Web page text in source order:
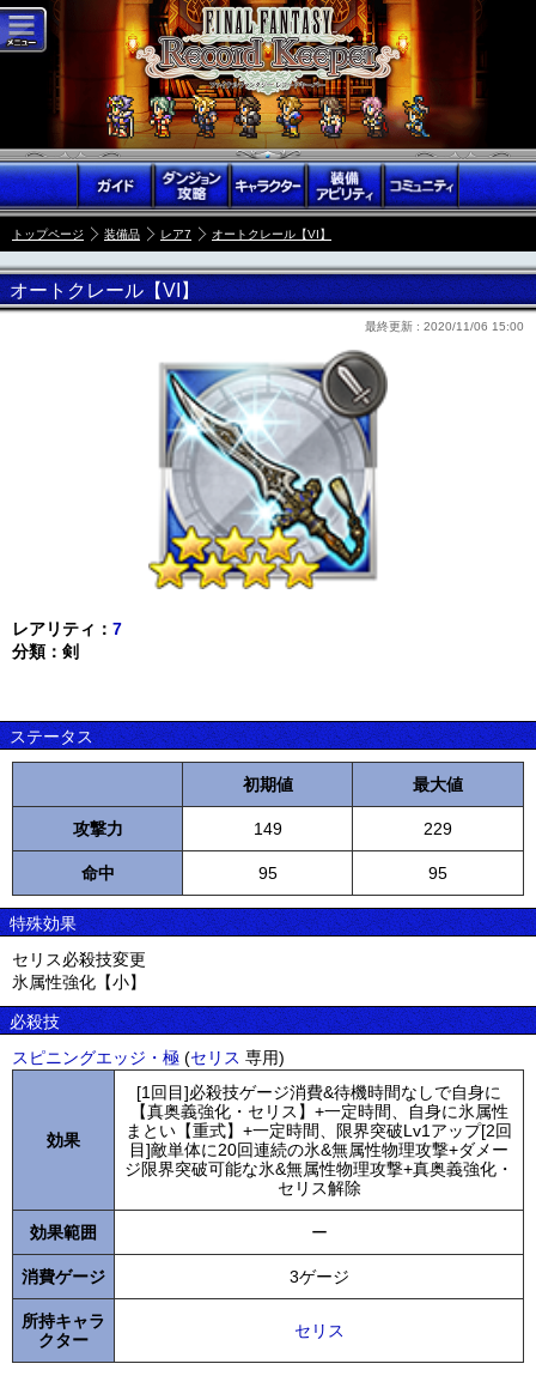
トップページ 装備品 レア7 オートクレール【VI】
オートクレール【VI】
最終更新 : 2020/11/06 15:00
レアリティ： 7
分類：剣
ステータス
初期値 最大値
攻撃力 149 229
命中 95 95
特殊効果
セリス必殺技変更
氷属性強化【小】
必殺技
スピニングエッジ・極 (セリス 専用)
効果
[1回目]必殺技ゲージ消費&待機時間なしで自身に
【真奥義強化・セリス】+一定時間、自身に氷属性
まとい【重式】+一定時間、限界突破Lv1アップ[2回
目]敵単体に20回連続の氷&無属性物理攻撃+ダメー
ジ限界突破可能な氷&無属性物理攻撃+真奥義強化・
セリス解除
効果範囲 ー
消費ゲージ 3ゲージ
所持キャラ
クター
セリス